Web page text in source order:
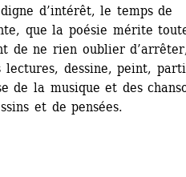
d’intérêt, le temps de
que la poésie mérite
de ne rien oublier
dessine, peint,
de la musique et des
et de pensées.